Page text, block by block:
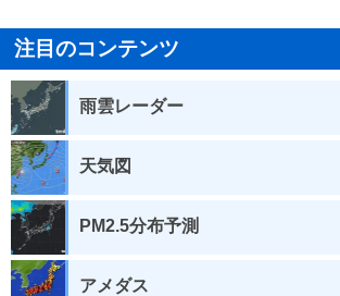
注目のコンテンツ
雨雲レーダー
天気図
PM2.5分布予測
アメダス